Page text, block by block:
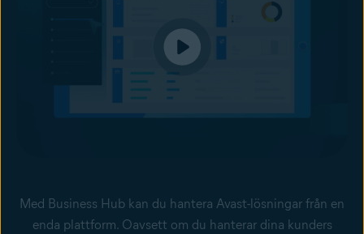
Med Business Hub kan du hantera Avast-lösningar från en
enda plattform. Oavsett om du hanterar dina kunders